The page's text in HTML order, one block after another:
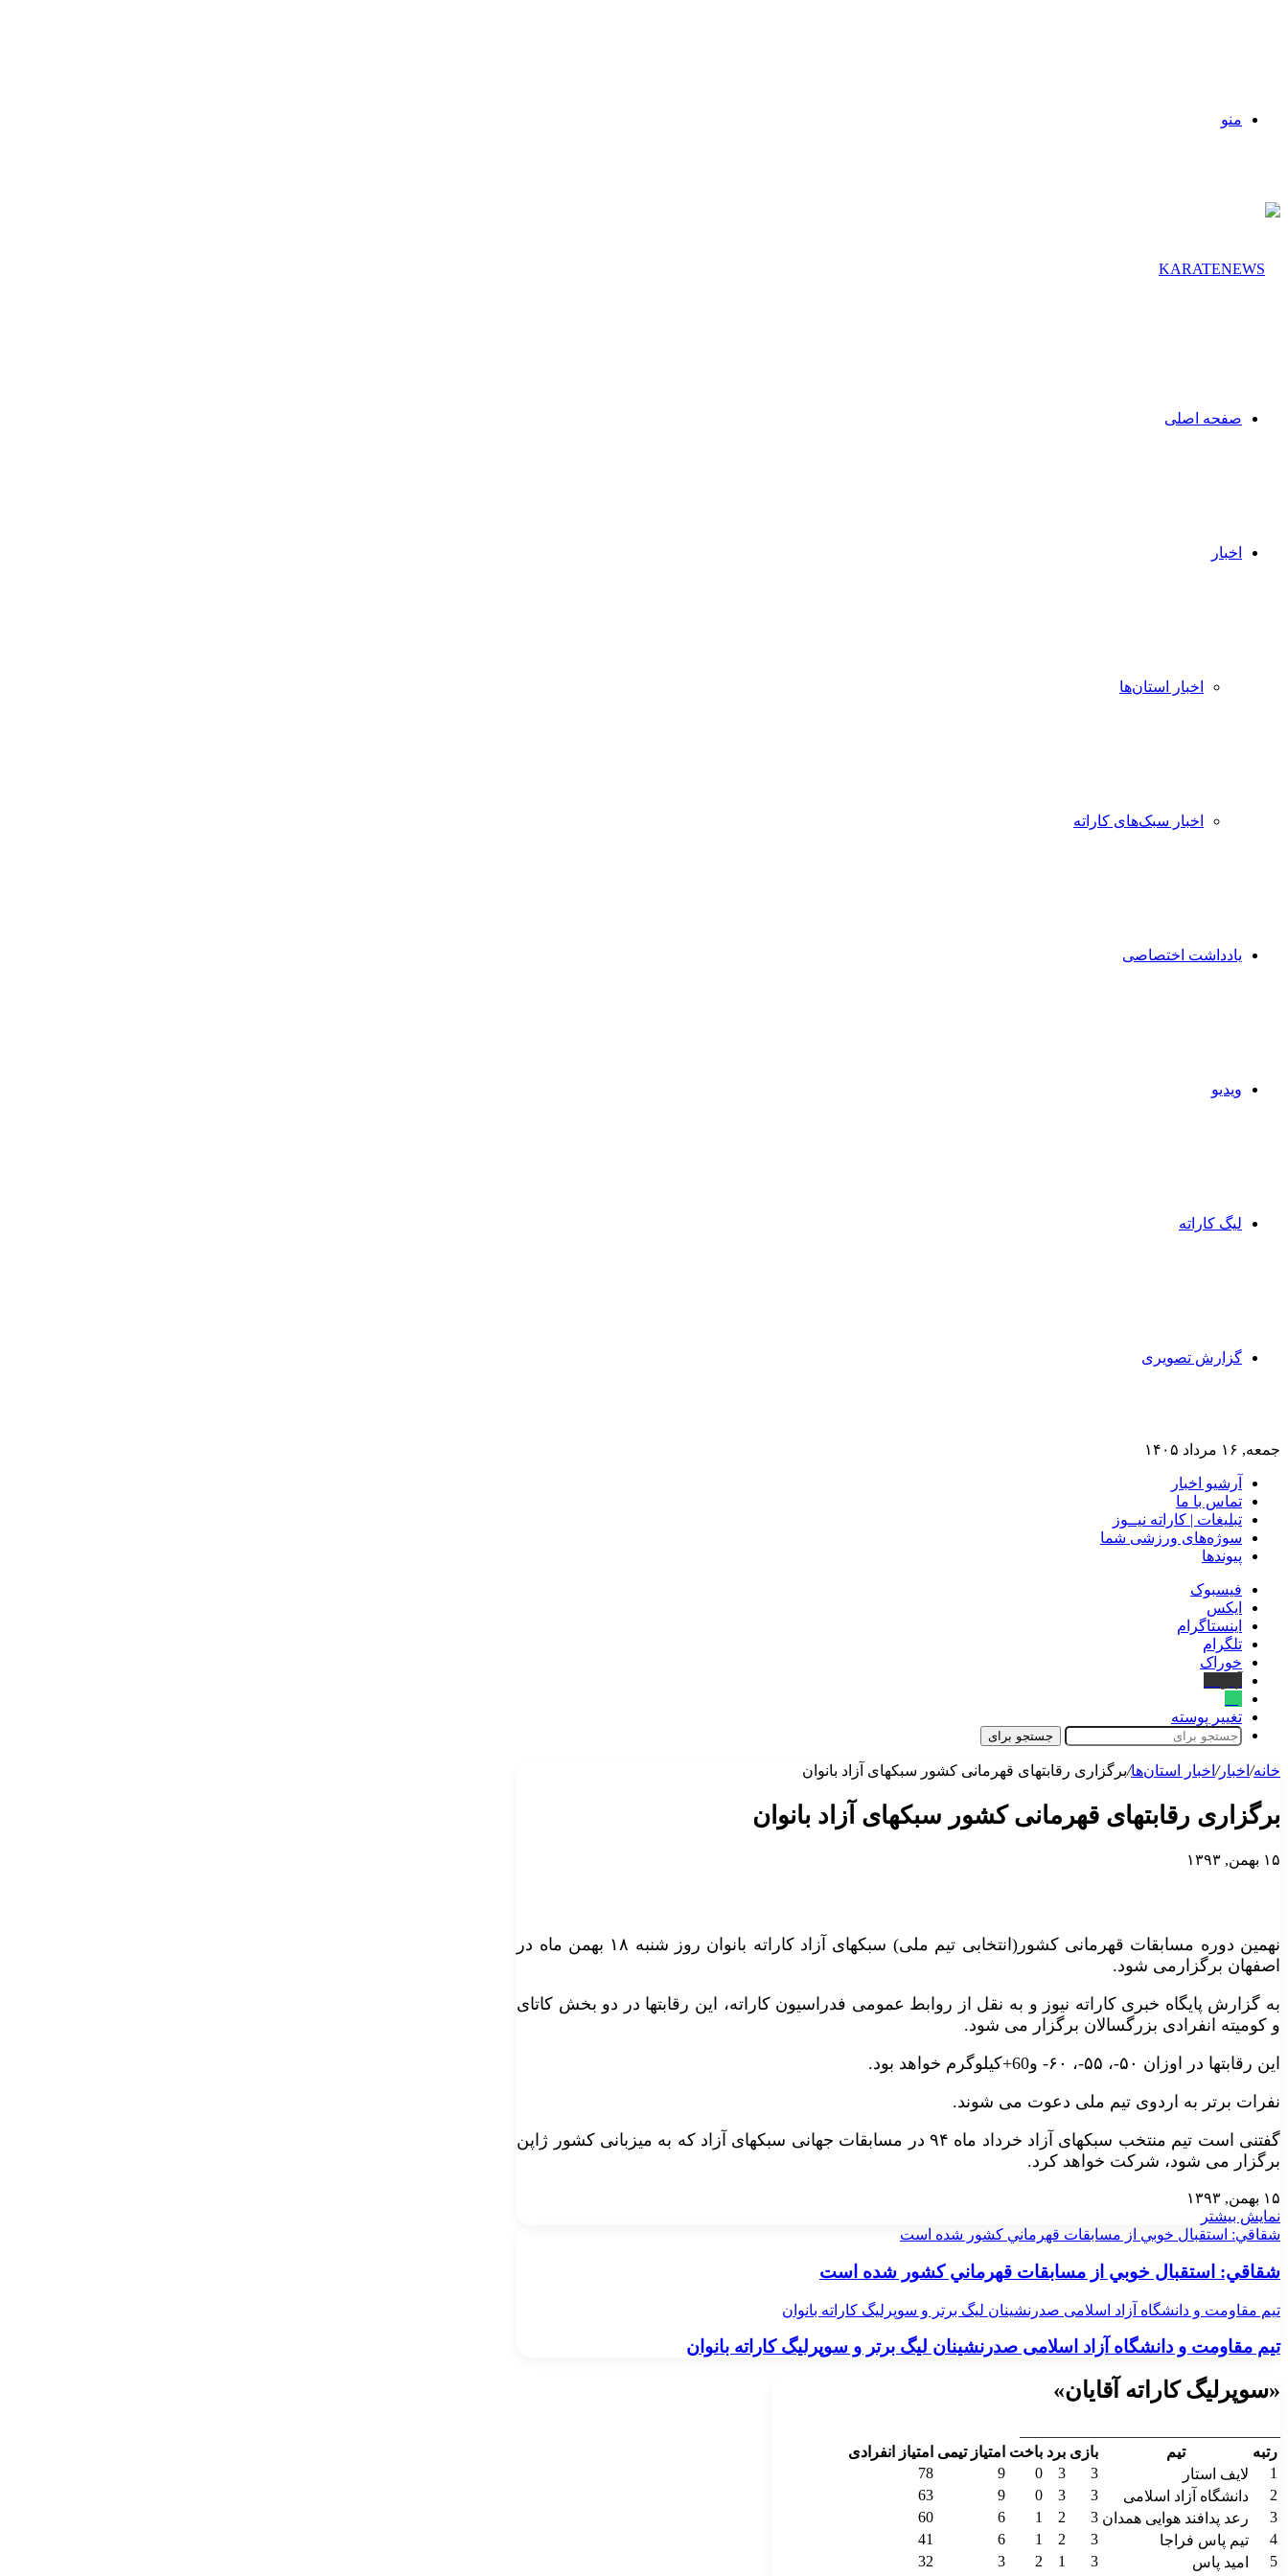
منو
صفحه اصلی
اخبار
اخبار استان‌ها
اخبار سبک‌های کاراته
یادداشت اختصاصی
ویدیو
لیگ کاراته
گزارش تصویری
جمعه, ۱۶ مرداد ۱۴۰۵
آرشیو اخبار
تماس‌ با‌ ما
تبلیغات | کاراته نیــوز
سوژه‌های ورزشی شما
پیوندها
فیسبوک
ایکس
اینستاگرام
تلگرام
خوراک
تغییر پوسته
جستجو برای
خانه/ اخبار/ اخبار استان‌ها/برگزاری رقابتهای قهرمانی کشور سبکهای آزاد بانوان
برگزاری رقابتهای قهرمانی کشور سبکهای آزاد بانوان
۱۵ بهمن, ۱۳۹۳
نهمین دوره مسابقات قهرمانی کشور(انتخابی تیم ملی) سبکهای آزاد کاراته بانوان روز شنبه ۱۸ بهمن ماه در
اصفهان برگزارمی شود.
به گزارش پایگاه خبری کاراته نیوز و به نقل از روابط عمومی فدراسیون کاراته، این رقابتها در دو بخش کاتای
و کومیته انفرادی بزرگسالان برگزار می شود.
این رقابتها در اوزان ۵۰-، ۵۵-، ۶۰- و60+کیلوگرم خواهد بود.
نفرات برتر به اردوی تیم ملی دعوت می شوند.
گفتنی است تیم منتخب سبکهای آزاد خرداد ماه ۹۴ در مسابقات جهانی سبکهای آزاد که به میزبانی کشور ژاپن
برگزار می شود، شرکت خواهد کرد.
۱۵ بهمن, ۱۳۹۳
نمایش بیشتر
شقاقي: استقبال خوبي از مسابقات قهرماني كشور شده است
شقاقي: استقبال خوبي از مسابقات قهرماني كشور شده است
تیم مقاومت و دانشگاه آزاد اسلامی صدرنشینان لیگ برتر و سوپرلیگ کاراته بانوان
تیم مقاومت و دانشگاه آزاد اسلامی صدرنشینان لیگ برتر و سوپرلیگ کاراته بانوان
«سوپرلیگ کاراته آقایان»
رتبه
تیم بازی برد باخت امتیاز تیمی امتیاز انفرادی
1
لایف استار 3
3
0
9
78
2
دانشگاه آزاد اسلامی 3
3
0
9
63
3
رعد پدافند هوایی همدان 3
2
1
6
60
4
تیم پاس فراجا 3
2
1
6
41
5
امید پاس 3
1
2
3
32